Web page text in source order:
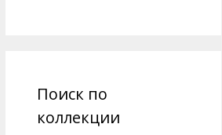
Поиск по
коллекции